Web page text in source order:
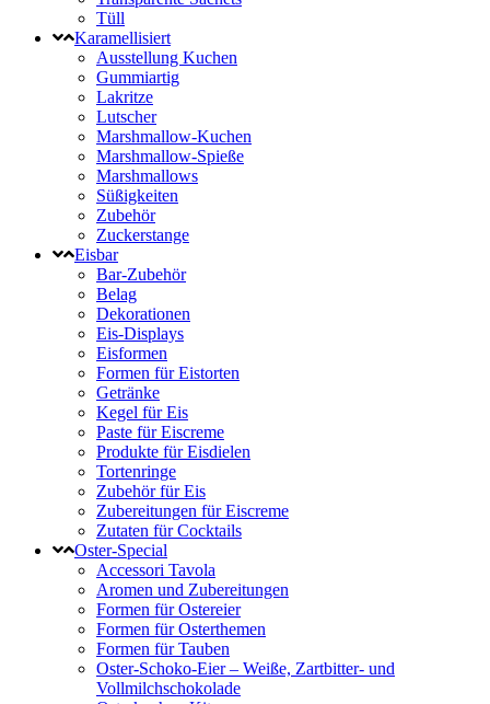
Tüll
Karamellisiert
Ausstellung Kuchen
Gummiartig
Lakritze
Lutscher
Marshmallow-Kuchen
Marshmallow-Spieße
Marshmallows
Süßigkeiten
Zubehör
Zuckerstange
Eisbar
Bar-Zubehör
Belag
Dekorationen
Eis-Displays
Eisformen
Formen für Eistorten
Getränke
Kegel für Eis
Paste für Eiscreme
Produkte für Eisdielen
Tortenringe
Zubehör für Eis
Zubereitungen für Eiscreme
Zutaten für Cocktails
Oster-Special
Accessori Tavola
Aromen und Zubereitungen
Formen für Ostereier
Formen für Osterthemen
Formen für Tauben
Oster-Schoko-Eier – Weiße, Zartbitter- und
Vollmilchschokolade